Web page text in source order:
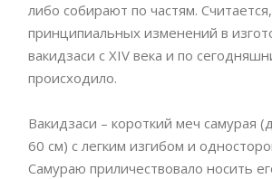
либо собирают по частям.
принципиальных изменений в
вакидзаси с XIV века и по
происходило.
Вакидзаси – короткий меч самурая
60 см) с легким изгибом и
Самураю приличествовало носить